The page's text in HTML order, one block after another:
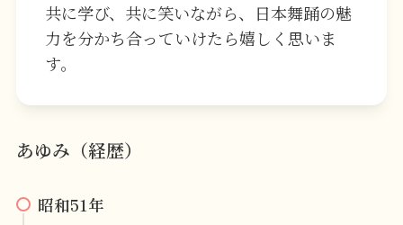
共に学び、共に笑いながら、日本舞踊の魅
力を分かち合っていけたら嬉しく思いま
す。
あゆみ（経歴）
昭和51年